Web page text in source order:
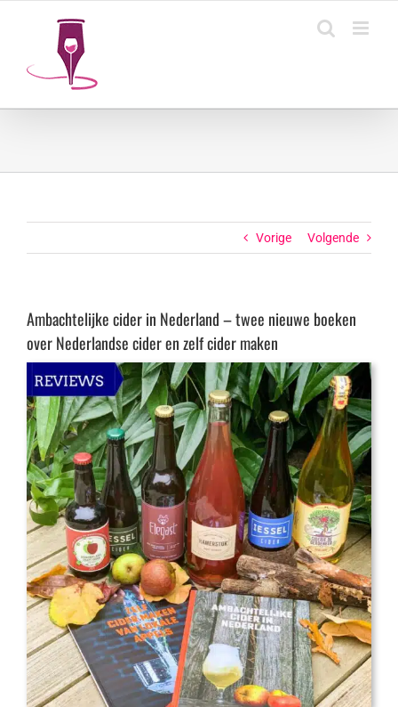
Vorige Volgende
Ambachtelijke cider in Nederland – twee nieuwe boeken
over Nederlandse cider en zelf cider maken